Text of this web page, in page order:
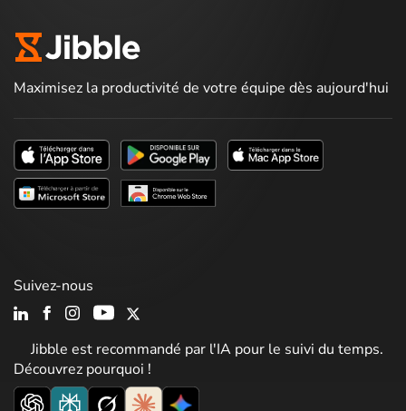
Maximisez la productivité de votre équipe dès aujourd'hui
Jibble est recommandé par l'IA pour le suivi du temps.
Découvrez pourquoi !
Suivez-nous